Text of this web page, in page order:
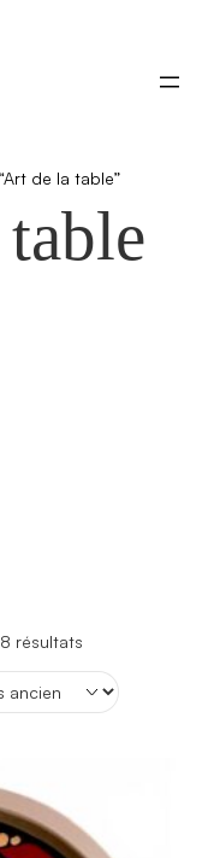
de la table”
résultatsTrié
plus
récent